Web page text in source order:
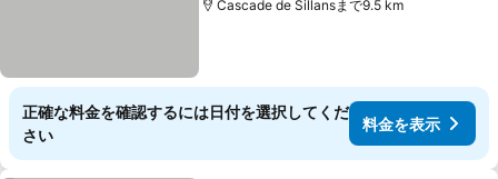
Cascade de Sillansまで9.5 km
正確な料金を確認するには日付を選択してくだ
さい
料金を表示